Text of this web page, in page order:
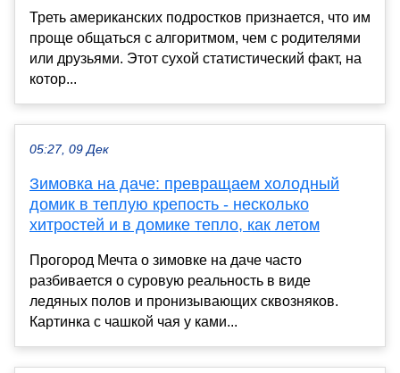
Треть американских подростков признается, что им
проще общаться с алгоритмом, чем с родителями
или друзьями. Этот сухой статистический факт, на
котор...
05:27, 09 Дек
Зимовка на даче: превращаем холодный
домик в теплую крепость - несколько
хитростей и в домике тепло, как летом
Прогород Мечта о зимовке на даче часто
разбивается о суровую реальность в виде
ледяных полов и пронизывающих сквозняков.
Картинка с чашкой чая у ками...